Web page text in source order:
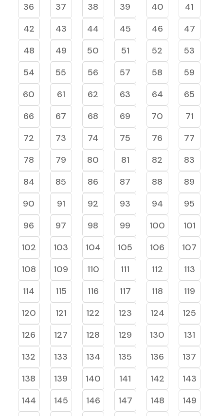
36
37 38 39 40
41
42
43 44 45 46
47
48
49 50 51 52
53
54
55 56 57 58
59
60
61 62 63 64
65
66
67 68 69 70
71
72
73 74 75 76
77
78
79 80 81 82
83
84
85 86 87 88
89
90
91 92 93 94
95
96
97 98 99 100
101
102
103 104 105 106
107
108
109 110 111 112
113
114
115 116 117 118
119
120
121 122 123 124
125
126
127 128 129 130
131
132
133 134 135 136
137
138
139 140 141 142
143
144
145 146 147 148
149